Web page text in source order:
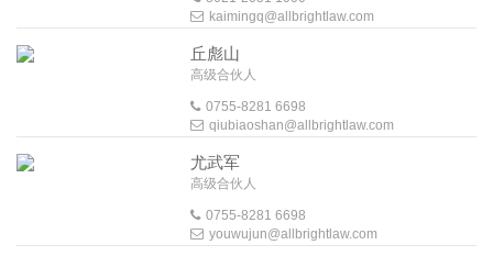
kaimingq@allbrightlaw.com
丘彪山
高级合伙人
0755-8281 6698
qiubiaoshan@allbrightlaw.com
尤武军
高级合伙人
0755-8281 6698
youwujun@allbrightlaw.com